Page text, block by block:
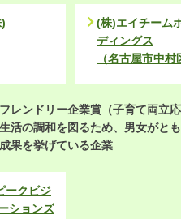
(株)エイチーム
ディングス
（名古屋市中村
フレンドリー企業賞（子育て両立
活の調和を図るため、男女がと
果を挙げている企業
ークビジ
ションズ